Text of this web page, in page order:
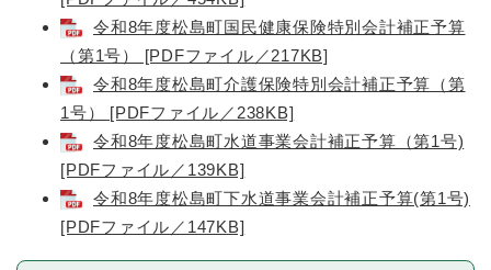
令和8年度松島町国民健康保険特別会計補正予算
（第1号） [PDFファイル／217KB]
令和8年度松島町介護保険特別会計補正予算（第
1号） [PDFファイル／238KB]
令和8年度松島町水道事業会計補正予算（第1号)
[PDFファイル／139KB]
令和8年度松島町下水道事業会計補正予算(第1号)
[PDFファイル／147KB]